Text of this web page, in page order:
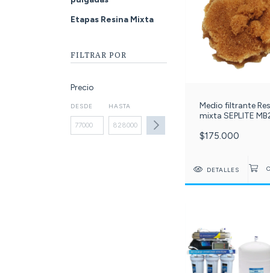
Etapas Resina Mixta
FILTRAR POR
Precio
DESDE HASTA
Medio filtrante
mixta SEPLITE
para cartucho
$175.000
DETALLES